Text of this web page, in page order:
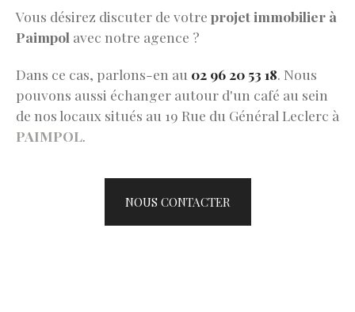
Vous désirez discuter de votre projet immobilier à
Paimpol avec notre agence ?
Dans ce cas, parlons-en au 02 96 20 53 18. Nous
pouvons aussi échanger autour d'un café au sein
de nos locaux situés au 19 Rue du Général Leclerc à
PAIMPOL.
NOUS CONTACTER